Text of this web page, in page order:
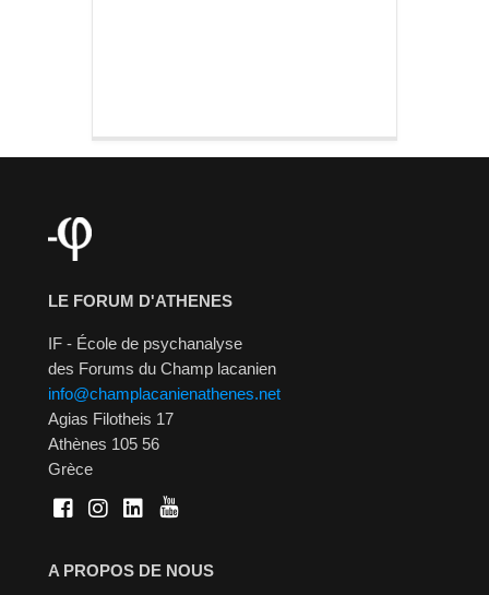
LE FORUM D'ATHENES
IF - École de psychanalyse
des Forums du Champ lacanien
info@champlacanienathenes.net
Agias Filotheis 17
Athènes 105 56
Grèce
A PROPOS DE NOUS